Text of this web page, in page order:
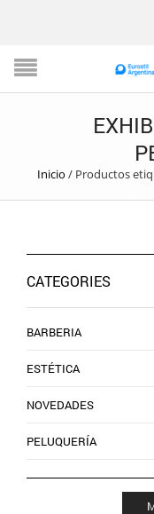
Inicio / Productos
CATEGORIES
BARBERIA
ESTÉTICA
NOVEDADES
PELUQUERÍA